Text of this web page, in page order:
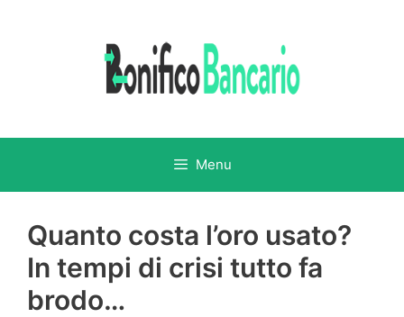
Menu
Quanto costa l’oro usato?
In tempi di crisi tutto fa
brodo…